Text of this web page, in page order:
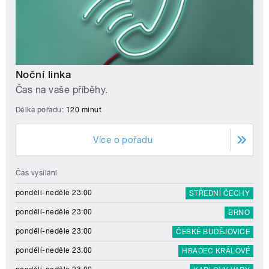
Noční linka
Čas na vaše příběhy.
Délka pořadu: 120 minut
Více o pořadu
Čas vysílání
pondělí-neděle 23:00 STŘEDNÍ ČECHY
pondělí-neděle 23:00 BRNO
pondělí-neděle 23:00 ČESKÉ BUDĚJOVICE
pondělí-neděle 23:00 HRADEC KRÁLOVÉ